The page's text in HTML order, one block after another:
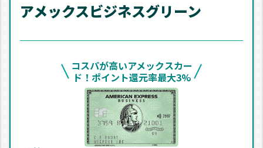
アメックスビジネスグリーン
コスパが高いアメックスカー
ド！ポイント還元率最大3%